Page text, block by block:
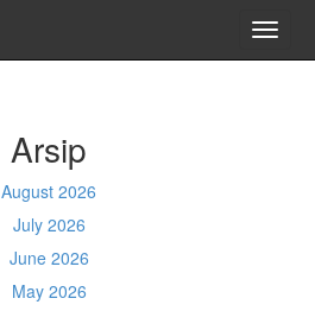
Arsip
August 2026
July 2026
June 2026
May 2026